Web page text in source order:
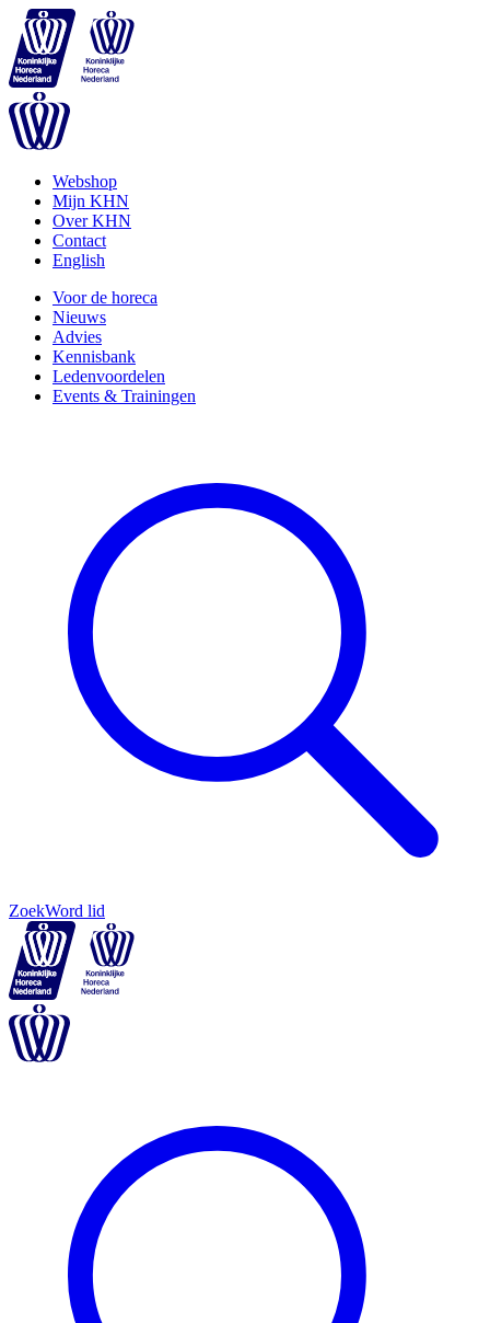
Webshop
Mijn KHN
Over KHN
Contact
English
Voor de horeca
Nieuws
Advies
Kennisbank
Ledenvoordelen
Events & Trainingen
ZoekWord lid